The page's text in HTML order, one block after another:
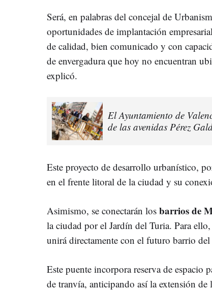
Será, en palabras del concejal de
oportunidades de implantación
de calidad, bien comunicado y con
de envergadura que hoy no encuentran
explicó.
El Ayuntamiento de
de las avenidas Pérez
Este proyecto de desarrollo urbanístico,
en el frente litoral de la ciudad y su
Asimismo, se conectarán los barrios de
la ciudad por el Jardín del Turia. Para
unirá directamente con el futuro barrio
Este puente incorpora reserva de
de tranvía, anticipando así la extensión